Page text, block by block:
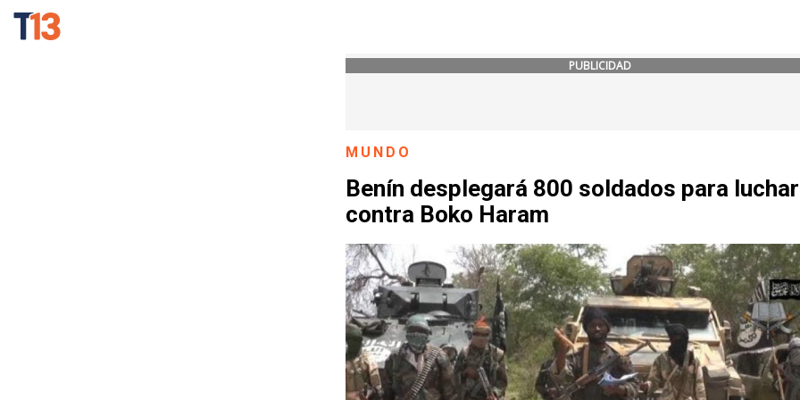
PUBLICIDAD
MUNDO
Benín desplegará 800 soldados para luchar
contra Boko Haram